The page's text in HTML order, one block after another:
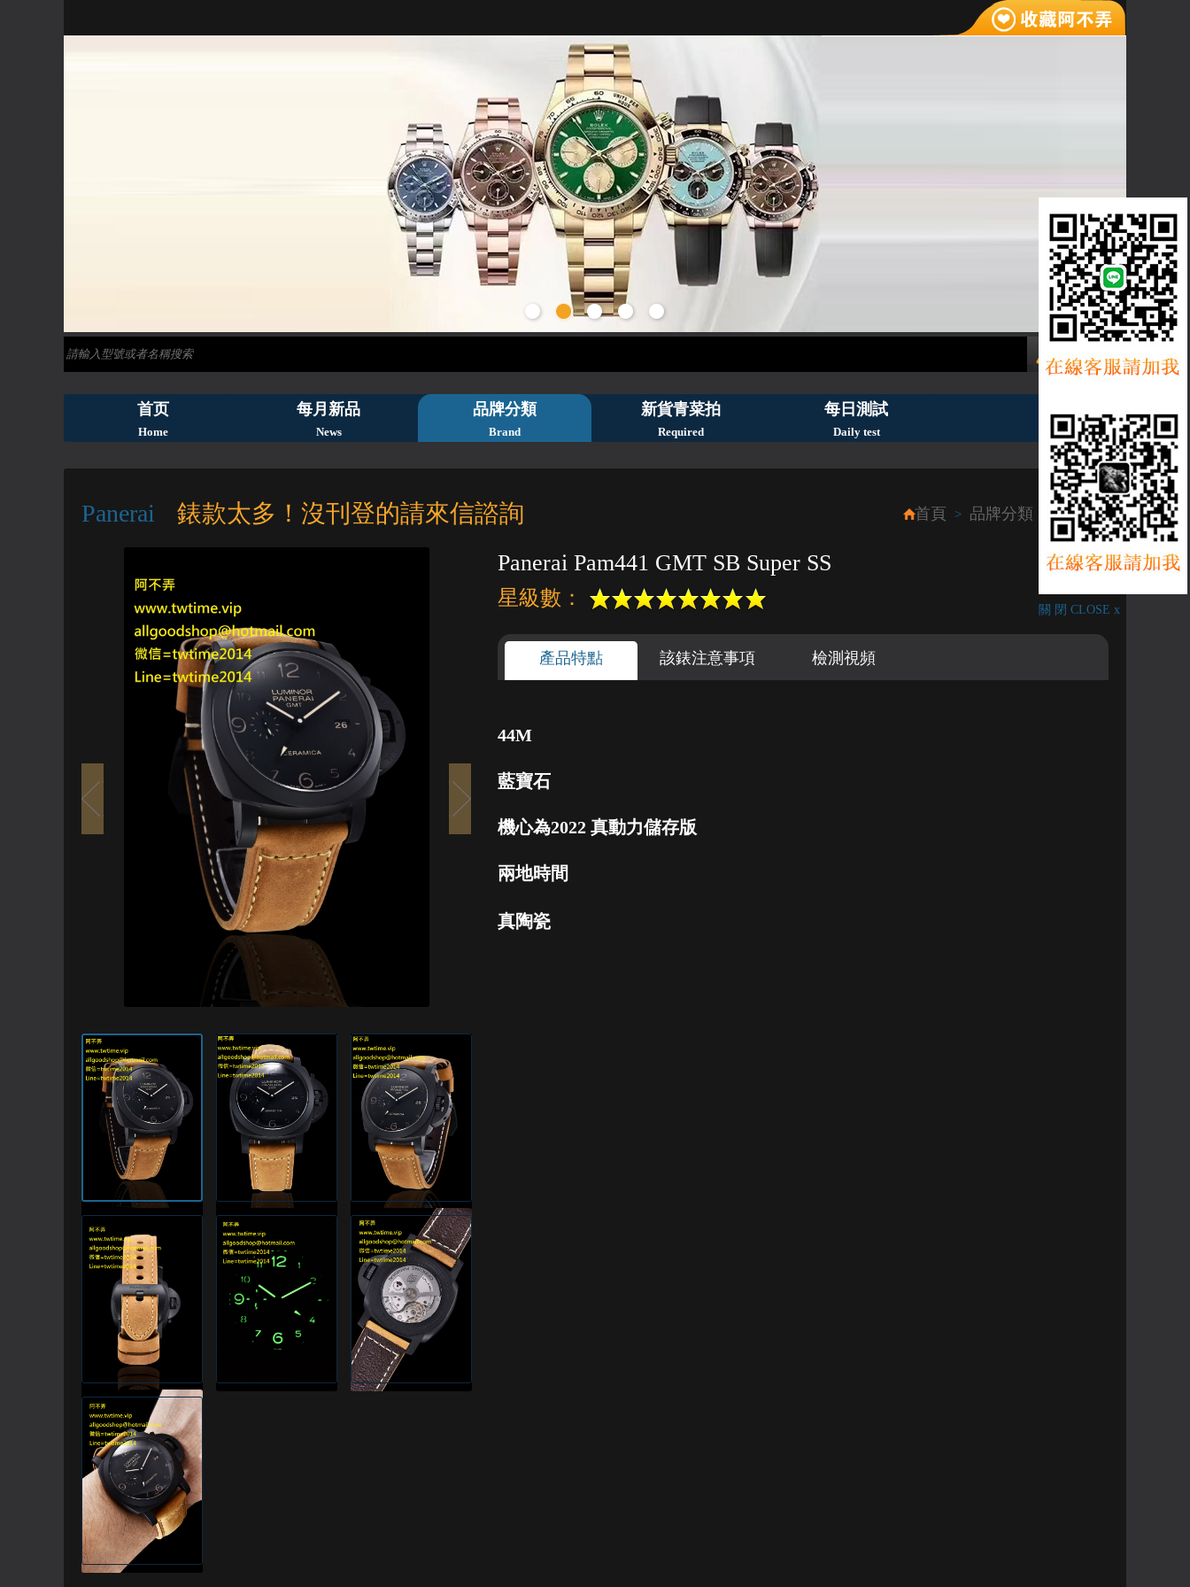
1
首页
Home
每月新品
News
品牌分類
Brand
新貨青菜拍
Required
每日測試
Daily test
首頁 > 品牌分類 > Panerai
Panerai 錶款太多！沒刊登的請來信諮詢
Panerai Pam441 GMT SB Super SS
星級數：
產品特點 該錶注意事項 檢測視頻
44M
藍寶石
機心為2022 真動力儲存版
兩地時間
真陶瓷
關 閉 CLOSE x